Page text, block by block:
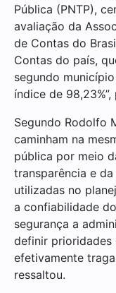
Pública (PNTP),
avaliação da
de Contas do
Contas do país,
segundo
índice de
Segundo Rodolfo
caminham na
pública por meio
transparência e
utilizadas no
a confiabilidade
segurança a
definir prioridades
efetivamente
ressaltou.